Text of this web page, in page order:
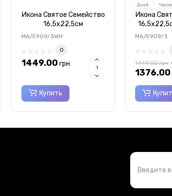
Икона Святое Семейство
16,5x22,5см
MA/E909/3WH
MA/E909/3WH
0
1449.00грн
Купить
Дней Часов
Икона
MA/E909/3
1449.00грн
1376.00